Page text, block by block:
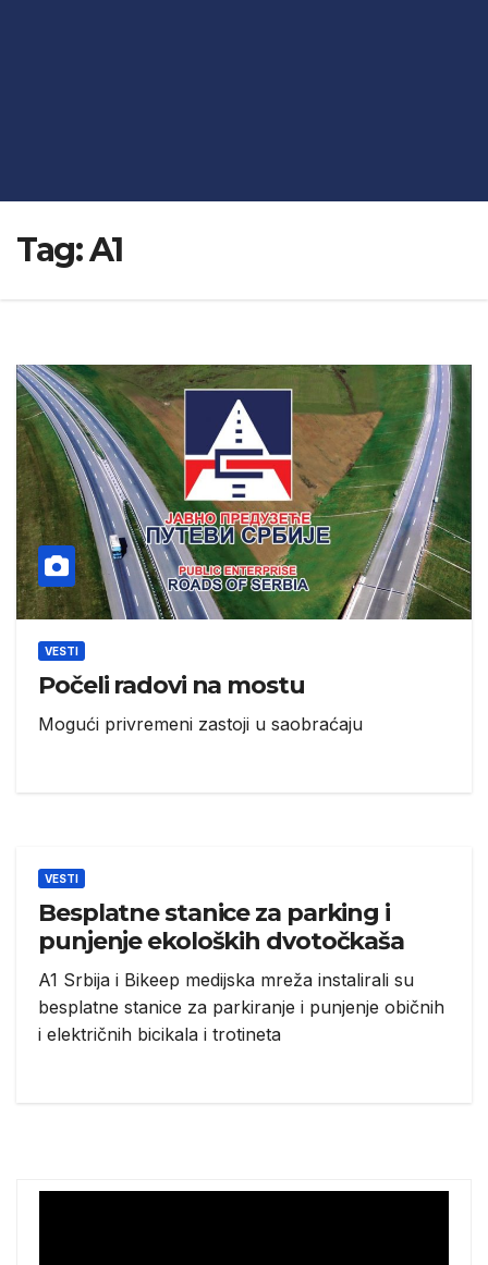
Tag:A1
VESTI
Počeli radovi na mostu
Mogući privremeni zastoji u saobraćaju
VESTI
Besplatne stanice za parking i
punjenje ekoloških dvotočkaša
A1 Srbija i Bikeep medijska mreža instalirali su
besplatne stanice za parkiranje i punjenje običnih
i električnih bicikala i trotineta